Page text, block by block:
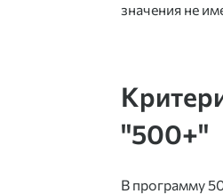
значения не
"500+"
В программу